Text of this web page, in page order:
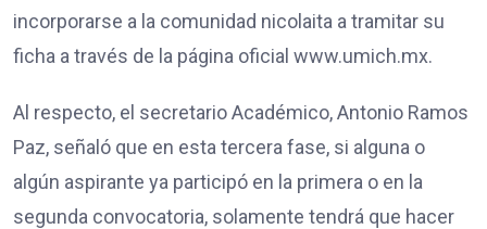
incorporarse a la comunidad nicolaita a tramitar su
ficha a través de la página oficial www.umich.mx.
Al respecto, el secretario Académico, Antonio Ramos
Paz, señaló que en esta tercera fase, si alguna o
algún aspirante ya participó en la primera o en la
segunda convocatoria, solamente tendrá que hacer